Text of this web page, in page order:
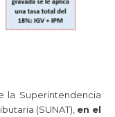
la Superintendencia
(SUNAT), en el